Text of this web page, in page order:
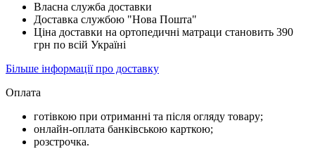
Власна служба доставки
Доставка службою "Нова Пошта"
Ціна доставки на ортопедичні матраци становить 390
грн по всій Україні
Більше інформації про доставку
Оплата
готівкою при отриманні та після огляду товару;
онлайн-оплата банківською карткою;
розстрочка.